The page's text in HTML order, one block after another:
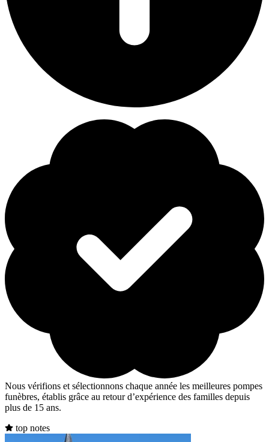
Nous vérifions et sélectionnons chaque année les meilleures pompes
funèbres, établis grâce au retour d’expérience des familles depuis
plus de 15 ans.
top notes